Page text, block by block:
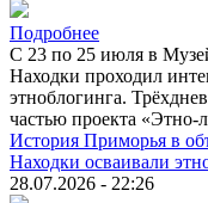
Подробнее
С 23 по 25 июля в
Находки проходил
этноблогинга.
частью проекта «Этно-
История Приморья в
Находки осваивали
28.07.2026 - 22:26